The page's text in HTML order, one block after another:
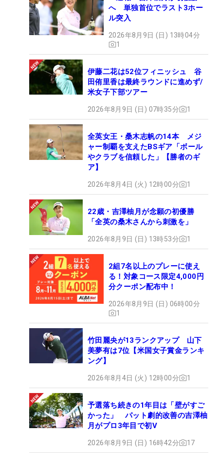
へ 単独首位でラスト3ホー
ル突入
2026年8月9日 (日) 13時04分
1
伊藤二花は52位フィニッシュ 谷
田侑里香は最終ラウンドに進めず/
米女子下部ツアー
2026年8月9日 (日) 07時35分 1
全英女王・桑木志帆の14本 メジ
ャー制覇を支えたBSギア「ボール
やクラブを信頼した」【勝者のギ
ア】
2026年8月4日 (火) 12時00分 1
22歳・吉澤柚月が念願の初優勝
「全英の桑木さんから刺激を」
2026年8月9日 (日) 13時53分 1
2組7名以上のプレーに使え
る！対象コース限定4,000円
分クーポン配布中！
2026年8月9日 (日) 06時00分
1
竹田麗央が13ランクアップ 山下
美夢有は7位【米国女子賞金ランキ
ング】
2026年8月4日 (火) 12時00分 1
予選落ち続きの1年目は「壁がすご
かった」 パット劇的改善の吉澤柚
月がプロ3年目で初V
2026年8月9日 (日) 16時42分 17